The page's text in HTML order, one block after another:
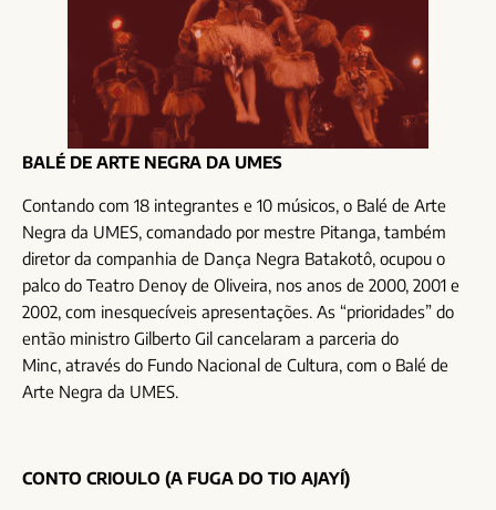
BALÉ DE ARTE NEGRA DA UMES
Contando com 18 integrantes e 10 músicos, o Balé de Arte
Negra da UMES, comandado por mestre Pitanga, também
diretor da companhia de Dança Negra Batakotô, ocupou o
palco do Teatro Denoy de Oliveira, nos anos de 2000, 2001 e
2002, com inesquecíveis apresentações. As “prioridades” do
então ministro Gilberto Gil cancelaram a parceria do
Minc, através do Fundo Nacional de Cultura, com o Balé de
Arte Negra da UMES.
CONTO CRIOULO (A FUGA DO TIO AJAYÍ)